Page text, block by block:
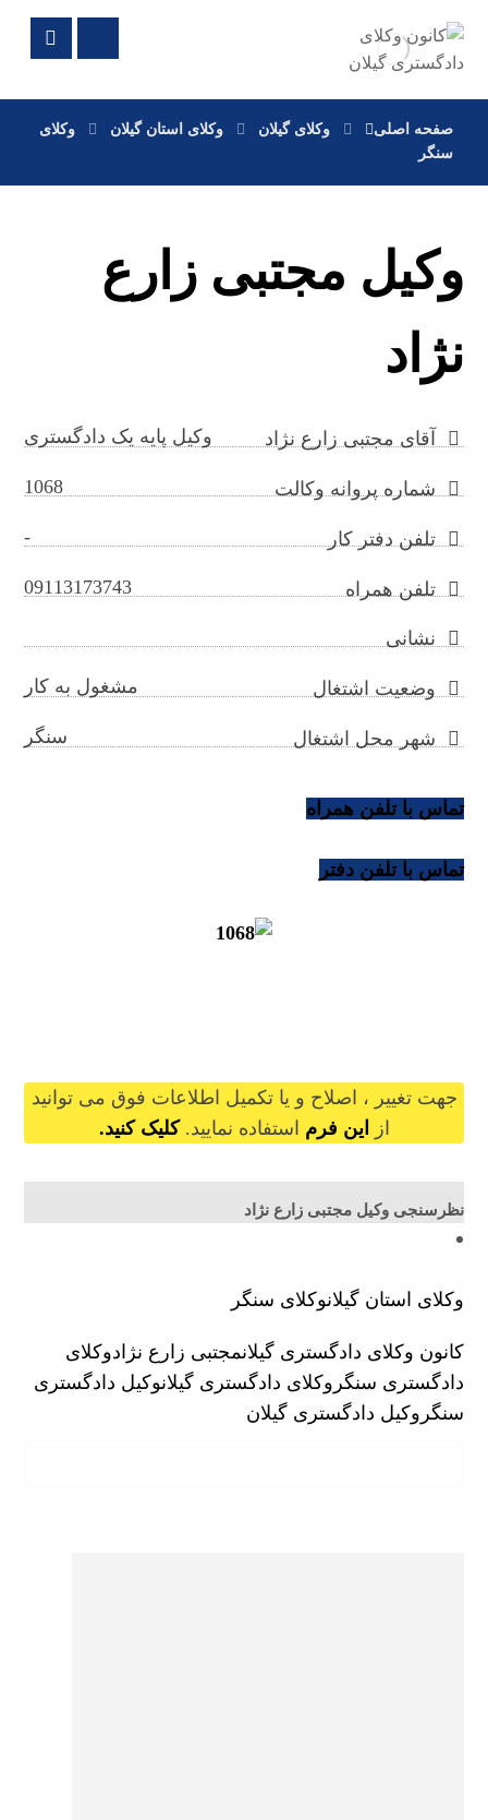
صفحه اصلی وکلای گیلان وکلای استان گیلان
وکلای
سنگر
وکیل مجتبی زارع
نژاد
آقای مجتبی زارع نژاد وکیل پایه یک دادگستری
شماره پروانه وکالت 1068
تلفن دفتر کار -
تلفن همراه 09113173743
نشانی
وضعیت اشتغال مشغول به کار
شهر محل اشتغال سنگر
تماس با تلفن همراه
تماس با تلفن دفتر
جهت تغییر ، اصلاح و یا تکمیل اطلاعات فوق می توانید
از
این فرم استفاده نمایید. کلیک کنید.
نظرسنجی وکیل مجتبی زارع نژاد
وکلای استان گیلانوکلای سنگر
کانون وکلای دادگستری گیلانمجتبی زارع نژادوکلای
دادگستری سنگر وکلای دادگستری گیلانوکیل دادگستری
سنگر وکیل دادگستری گیلان